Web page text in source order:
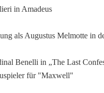
in Amadeus
als Augustus Melmotte in
Benelli in „The Last
für "Maxwell"